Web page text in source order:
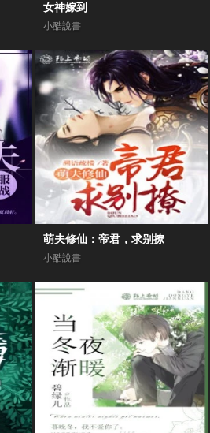
女神嫁到
小酷說書
萌夫修仙：帝君，求别撩
小酷說書